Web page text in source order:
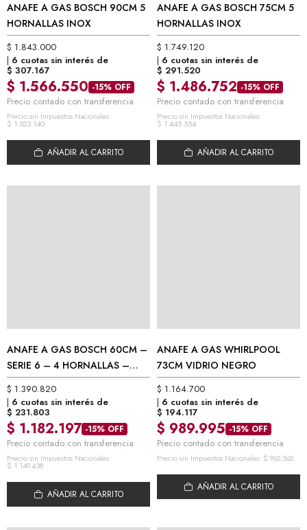
ANAFE A GAS BOSCH 90CM 5
HORNALLAS INOX
$ 1.843.000
Precio sin Impuestos Nacionales:
$ 1.523.140
6 cuotas sin interés de
$ 307.167
$ 1.566.550 -15% OFF
Precio contado con transferencia
AÑADIR AL CARRITO
ANAFE A GAS BOSCH 75CM 5
HORNALLAS INOX
$ 1.749.120
Precio sin Impuestos Nacionales:
$ 1.445.554
6 cuotas sin interés de
$ 291.520
$ 1.486.752 -15% OFF
Precio contado con transferencia
AÑADIR AL CARRITO
ANAFE A GAS BOSCH 60CM –
SERIE 6 – 4 HORNALLAS –
CRISTAL TEMPLADO NEGRO
PPP6A6I10
$ 1.390.820
Precio sin Impuestos Nacionales:
$ 1.149.438
6 cuotas sin interés de
$ 231.803
$ 1.182.197 -15% OFF
Precio contado con transferencia
AÑADIR AL CARRITO
ANAFE A GAS WHIRLPOOL
73CM VIDRIO NEGRO
$ 1.164.700
Precio sin Impuestos Nacionales: $ 962.562
6 cuotas sin interés de
$ 194.117
$ 989.995 -15% OFF
Precio contado con transferencia
AÑADIR AL CARRITO